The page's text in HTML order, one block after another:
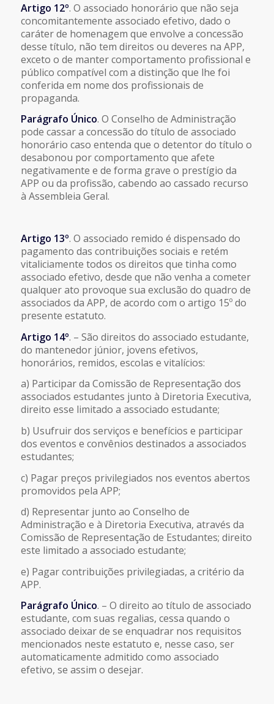
Artigo 12º. O associado honorário que não seja
concomitantemente associado efetivo, dado o
caráter de homenagem que envolve a concessão
desse título, não tem direitos ou deveres na APP,
exceto o de manter comportamento profissional e
público compatível com a distinção que lhe foi
conferida em nome dos profissionais de
propaganda.
Parágrafo Único. O Conselho de Administração
pode cassar a concessão do título de associado
honorário caso entenda que o detentor do título o
desabonou por comportamento que afete
negativamente e de forma grave o prestígio da
APP ou da profissão, cabendo ao cassado recurso
à Assembleia Geral.
Artigo 13º. O associado remido é dispensado do
pagamento das contribuições sociais e retém
vitaliciamente todos os direitos que tinha como
associado efetivo, desde que não venha a cometer
qualquer ato provoque sua exclusão do quadro de
associados da APP, de acordo com o artigo 15º do
presente estatuto.
Artigo 14º. – São direitos do associado estudante,
do mantenedor júnior, jovens efetivos,
honorários, remidos, escolas e vitalícios:
a) Participar da Comissão de Representação dos
associados estudantes junto à Diretoria Executiva,
direito esse limitado a associado estudante;
b) Usufruir dos serviços e benefícios e participar
dos eventos e convênios destinados a associados
estudantes;
c) Pagar preços privilegiados nos eventos abertos
promovidos pela APP;
d) Representar junto ao Conselho de
Administração e à Diretoria Executiva, através da
Comissão de Representação de Estudantes; direito
este limitado a associado estudante;
e) Pagar contribuições privilegiadas, a critério da
APP.
Parágrafo Único. – O direito ao título de associado
estudante, com suas regalias, cessa quando o
associado deixar de se enquadrar nos requisitos
mencionados neste estatuto e, nesse caso, ser
automaticamente admitido como associado
efetivo, se assim o desejar.